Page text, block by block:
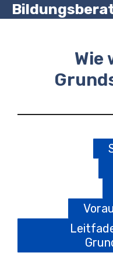
Zum
Inhalt
Wie